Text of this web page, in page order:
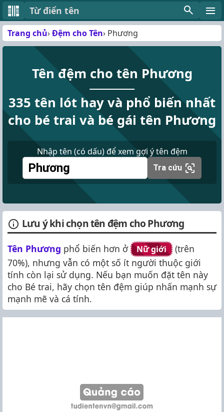
Từ điển tên
Trang chủ Đệm cho Tên Phương
Tên đệm cho tên Phương
335 tên lót hay và phổ biến nhất
cho bé trai và bé gái tên Phương
Nhập tên (có dấu) để xem gợi ý tên đệm
Tra cứu
Lưu ý khi chọn tên đệm cho Phương
Tên Phương phổ biến hơn ở Nữ giới
(trên
70%), nhưng vẫn có một số ít người thuộc giới
tính còn lại sử dụng. Nếu bạn muốn đặt tên này
cho Bé trai, hãy chọn tên đệm giúp nhấn mạnh sự
mạnh mẽ và cá tính.